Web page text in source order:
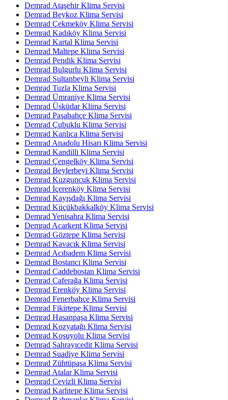
Demrad Ataşehir Klima Servisi
Demrad Beykoz Klima Servisi
Demrad Çekmeköy Klima Servisi
Demrad Kadıköy Klima Servisi
Demrad Kartal Klima Servisi
Demrad Maltepe Klima Servisi
Demrad Pendik Klima Servisi
Demrad Bulgurlu Klima Servisi
Demrad Sultanbeyli Klima Servisi
Demrad Tuzla Klima Servisi
Demrad Ümraniye Klima Servisi
Demrad Üsküdar Klima Servisi
Demrad Paşabahçe Klima Servisi
Demrad Çubuklu Klima Servisi
Demrad Kanlıca Klima Servisi
Demrad Anadolu Hisarı Klima Servisi
Demrad Kandilli Klima Servisi
Demrad Çengelköy Klima Servisi
Demrad Beylerbeyi Klima Servisi
Demrad Kuzguncuk Klima Servisi
Demrad İçerenköy Klima Servisi
Demrad Kayışdağı Klima Servisi
Demrad Küçükbakkalköy Klima Servisi
Demrad Yenisahra Klima Servisi
Demrad Acarkent Klima Servisi
Demrad Göztepe Klima Servisi
Demrad Kavacık Klima Servisi
Demrad Acıbadem Klima Servisi
Demrad Bostancı Klima Servisi
Demrad Caddebostan Klima Servisi
Demrad Caferağa Klima Servisi
Demrad Erenköy Klima Servisi
Demrad Fenerbahçe Klima Servisi
Demrad Fikirtepe Klima Servisi
Demrad Hasanpaşa Klima Servisi
Demrad Kozyatağı Klima Servisi
Demrad Koşuyolu Klima Servisi
Demrad Sahrayıcedit Klima Servisi
Demrad Suadiye Klima Servisi
Demrad Zühtüpaşa Klima Servisi
Demrad Atalar Klima Servisi
Demrad Cevizli Klima Servisi
Demrad Karlıtepe Klima Servisi